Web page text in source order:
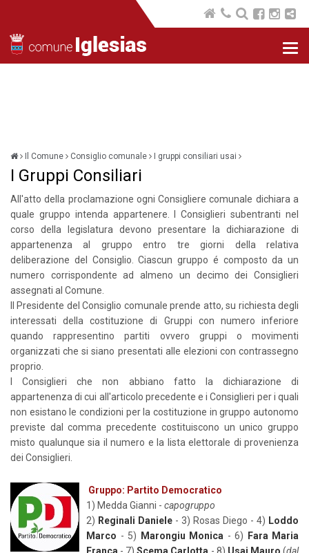
Il Comune Consiglio comunale I gruppi consiliari usai
I Gruppi Consiliari
All'atto della proclamazione ogni Consigliere comunale dichiara a
quale gruppo intenda appartenere. I Consiglieri subentranti nel
corso della legislatura devono presentare la dichiarazione di
appartenenza al gruppo entro tre giorni della relativa
deliberazione del Consiglio. Ciascun gruppo é composto da un
numero corrispondente ad almeno un decimo dei Consiglieri
assegnati al Comune.
Il Presidente del Consiglio comunale prende atto, su richiesta degli
interessati della costituzione di Gruppi con numero inferiore
quando rappresentino partiti ovvero gruppi o movimenti
organizzati che si siano presentati alle elezioni con contrassegno
proprio.
I Consiglieri che non abbiano fatto la dichiarazione di
appartenenza di cui all'articolo precedente e i Consiglieri per i quali
non esistano le condizioni per la costituzione in gruppo autonomo
previste dal comma precedente costituiscono un unico gruppo
misto qualunque sia il numero e la lista elettorale di provenienza
dei Consiglieri.
Gruppo: Partito Democratico
1) Medda Gianni - capogruppo
2) Reginali Daniele - 3) Rosas Diego - 4) Loddo
Marco - 5) Marongiu Monica - 6)
Fara Maria